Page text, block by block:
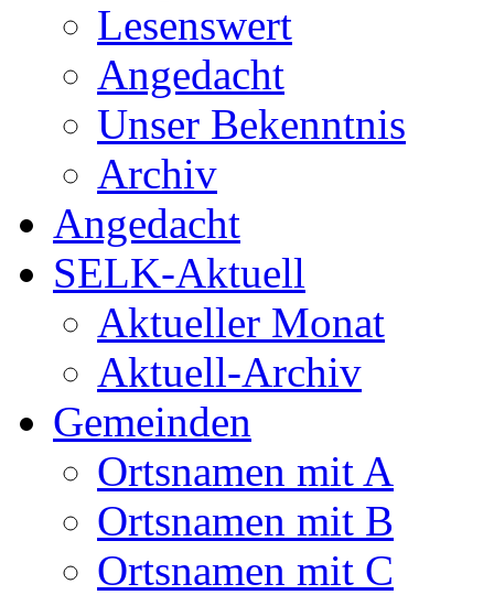
Lesenswert
Angedacht
Unser Bekenntnis
Archiv
Angedacht
SELK-Aktuell
Aktueller Monat
Aktuell-Archiv
Gemeinden
Ortsnamen mit A
Ortsnamen mit B
Ortsnamen mit C